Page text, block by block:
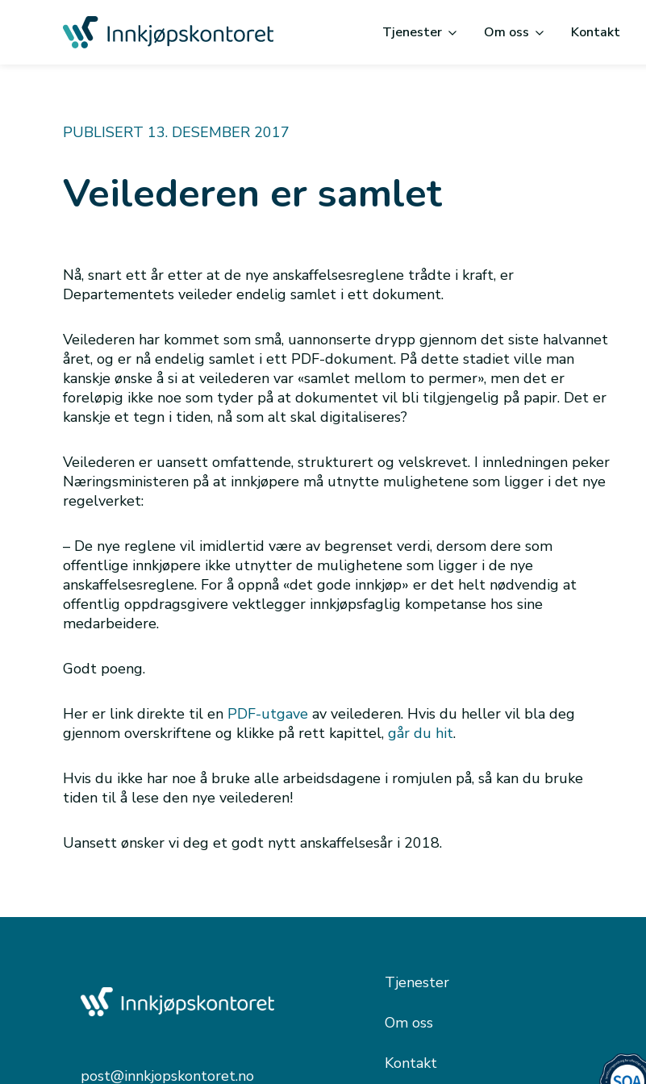
Tjenester Om oss Kontakt
PUBLISERT 13. DESEMBER 2017
Veilederen er samlet
Nå, snart ett år etter at de nye anskaffelsesreglene trådte i kraft, er
Departementets veileder endelig samlet i ett dokument.
Veilederen har kommet som små, uannonserte drypp gjennom det siste halvannet
året, og er nå endelig samlet i ett PDF-dokument. På dette stadiet ville man
kanskje ønske å si at veilederen var «samlet mellom to permer», men det er
foreløpig ikke noe som tyder på at dokumentet vil bli tilgjengelig på papir. Det er
kanskje et tegn i tiden, nå som alt skal digitaliseres?
Veilederen er uansett omfattende, strukturert og velskrevet. I innledningen peker
Næringsministeren på at innkjøpere må utnytte mulighetene som ligger i det nye
regelverket:
– De nye reglene vil imidlertid være av begrenset verdi, dersom dere som
offentlige innkjøpere ikke utnytter de mulighetene som ligger i de nye
anskaffelsesreglene. For å oppnå «det gode innkjøp» er det helt nødvendig at
offentlig oppdragsgivere vektlegger innkjøpsfaglig kompetanse hos sine
medarbeidere.
Godt poeng.
Her er link direkte til en PDF-utgave av veilederen. Hvis du heller vil bla deg
gjennom overskriftene og klikke på rett kapittel, går du hit.
Hvis du ikke har noe å bruke alle arbeidsdagene i romjulen på, så kan du bruke
tiden til å lese den nye veilederen!
Uansett ønsker vi deg et godt nytt anskaffelsesår i 2018.
post@innkjopskontoret.no
Tjenester
Om oss
Kontakt